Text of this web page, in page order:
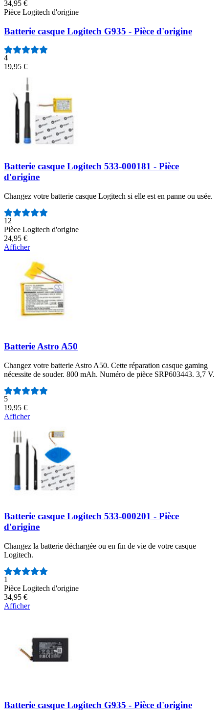
34,95 €
Pièce Logitech d'origine
Batterie casque Logitech G935 - Pièce d'origine
4
19,95 €
Batterie casque Logitech 533-000181 - Pièce
d'origine
Changez votre batterie casque Logitech si elle est en panne ou usée.
Nombre d'avis :
12
Pièce Logitech d'origine
24,95 €
Afficher
Batterie Astro A50
Changez votre batterie Astro A50. Cette réparation casque gaming
nécessite de souder. 800 mAh. Numéro de pièce SRP603443. 3,7 V.
Nombre d'avis :
5
19,95 €
Afficher
Batterie casque Logitech 533-000201 - Pièce
d'origine
Changez la batterie déchargée ou en fin de vie de votre casque
Logitech.
Nombre d'avis :
1
Pièce Logitech d'origine
34,95 €
Afficher
Batterie casque Logitech G935 - Pièce d'origine